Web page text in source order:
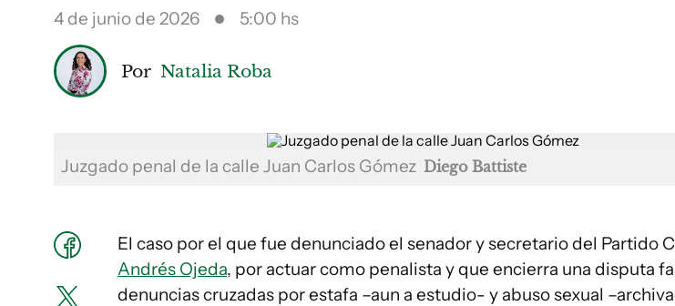
4 de junio de 2026 5:00 hs
Por Natalia Roba
Juzgado penal de la calle Juan Carlos Gómez Diego Battiste
El caso por el que fue denunciado el senador y secretario del Partido
Andrés Ojeda, por actuar como penalista y que encierra una disputa
denuncias cruzadas por estafa –aun a estudio- y abuso sexual